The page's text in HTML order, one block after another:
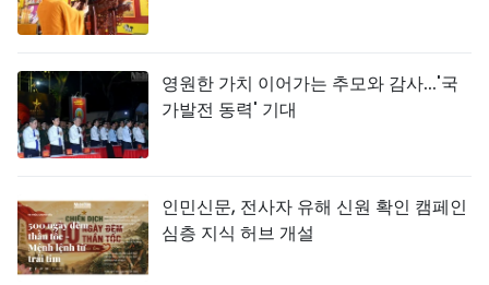
영원한 가치 이어가는 추모와 감사...'국
가발전 동력' 기대
인민신문, 전사자 유해 신원 확인 캠페인
심층 지식 허브 개설